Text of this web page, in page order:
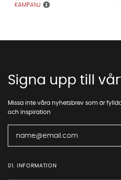
KAMPANJ
Signa upp till
Missa inte våra nyhetsbrev som är
och inspiration
01. INFORMATION